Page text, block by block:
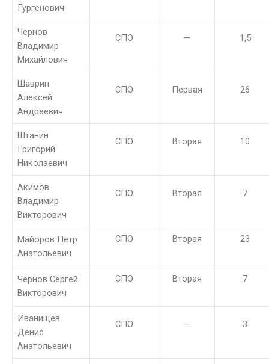
Гургенович
Чернов
Владимир
Михайлович
СПО — 1,5
Шаврин
Алексей
Андреевич
СПО Первая 26
Штанин
Григорий
Николаевич
СПО Вторая 10
Акимов
Владимир
Викторович
СПО Вторая 7
Майоров Петр
Анатольевич
СПО Вторая 23
Чернов Сергей
Викторович
СПО Вторая 7
Иванищев
Денис
Анатольевич
СПО — 3